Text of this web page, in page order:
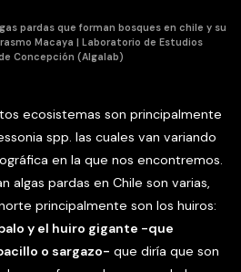
pardas que forman bosques en chile y su
Macaya | Laboratorio de Estudios
Concepción (Algalab)
ecosistemas son principalmente
spp. las cuales van variando
en la que nos encontremos.
algas pardas en Chile son varias,
principalmente son los huiros:
y el huiro gigante -que
o sargazo- que diría que son